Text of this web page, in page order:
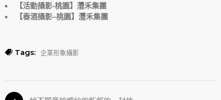
【活動攝影-桃園】灃禾集團
【春酒攝影–桃園】灃禾集團
Tags: 企業形象攝影